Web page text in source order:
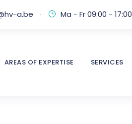
a.be · Ma - Fr 09:00 - 17:00
AREAS OF EXPERTISE SERVICES